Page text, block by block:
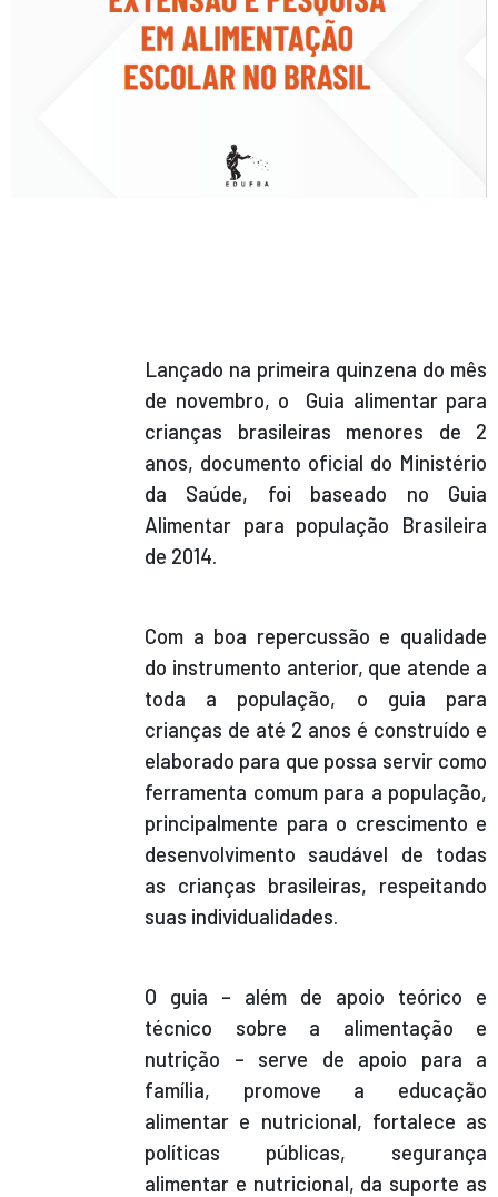
Lançado na primeira quinzena do mês
de novembro, o Guia alimentar para
crianças brasileiras menores de 2
anos, documento oficial do Ministério
da Saúde, foi baseado no Guia
Alimentar para população Brasileira
de 2014.
Com a boa repercussão e qualidade
do instrumento anterior, que atende a
toda a população, o guia para
crianças de até 2 anos é construído e
elaborado para que possa servir como
ferramenta comum para a população,
principalmente para o crescimento e
desenvolvimento saudável de todas
as crianças brasileiras, respeitando
suas individualidades.
O guia – além de apoio teórico e
técnico sobre a alimentação e
nutrição – serve de apoio para a
família, promove a educação
alimentar e nutricional, fortalece as
políticas públicas, segurança
alimentar e nutricional, da suporte as